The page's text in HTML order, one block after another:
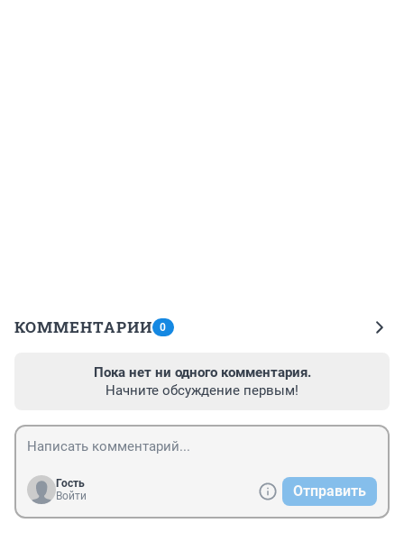
КОММЕНТАРИИ 0
Пока нет ни одного комментария.
Начните обсуждение первым!
Гость
Войти
Отправить